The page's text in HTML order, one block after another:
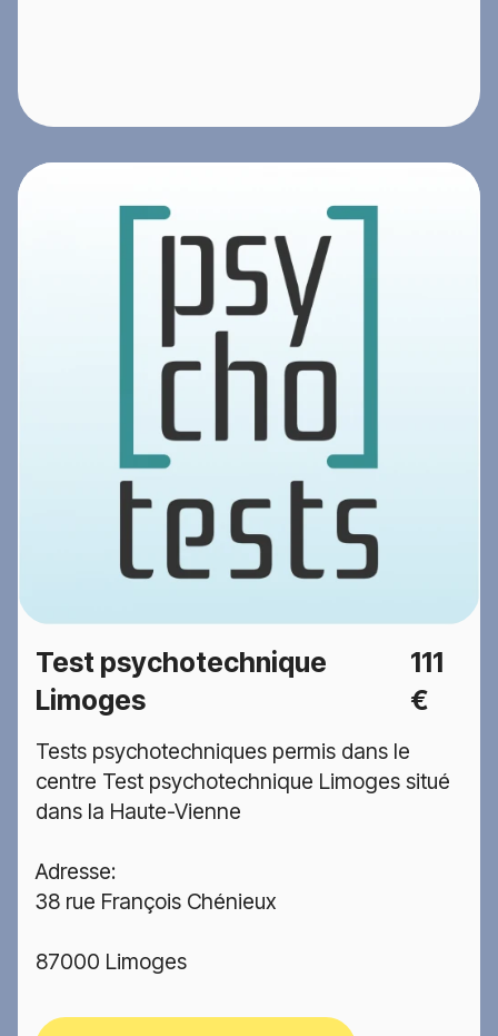
Test psychotechnique
Limoges
111
€
Tests psychotechniques permis dans le
centre Test psychotechnique Limoges situé
dans la Haute-Vienne
Adresse:
38 rue François Chénieux
87000 Limoges